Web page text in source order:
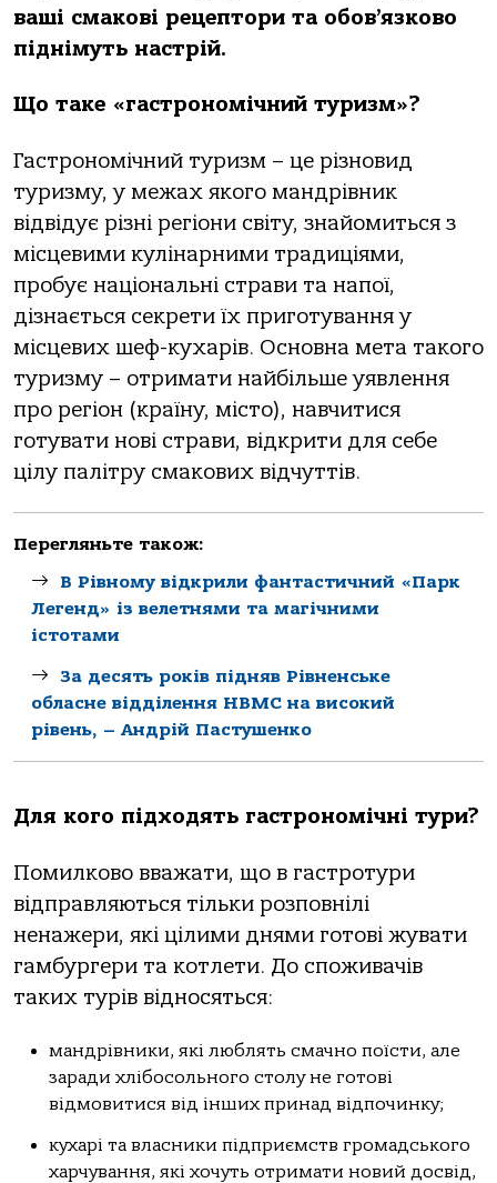
ваші смакові рецептори та обов’язково
піднімуть настрій.
Що таке «гастрономічний туризм»?
Гастрономічний туризм – це різновид
туризму, у межах якого мандрівник
відвідує різні регіони світу, знайомиться з
місцевими кулінарними традиціями,
пробує національні страви та напої,
дізнається секрети їх приготування у
місцевих шеф-кухарів. Основна мета такого
туризму – отримати найбільше уявлення
про регіон (країну, місто), навчитися
готувати нові страви, відкрити для себе
цілу палітру смакових відчуттів.
Перегляньте також:
В Рівному відкрили фантастичний «Парк
Легенд» із велетнями та магічними
істотами
За десять років підняв Рівненське
обласне відділення НВМС на високий
рівень, – Андрій Пастушенко
Для кого підходять гастрономічні тури?
Помилково вважати, що в гастротури
відправляються тільки розповнілі
ненажери, які цілими днями готові жувати
гамбургери та котлети. До споживачів
таких турів відносяться:
мандрівники, які люблять смачно поїсти, але
заради хлібосольного столу не готові
відмовитися від інших принад відпочинку;
кухарі та власники підприємств громадського
харчування, які хочуть отримати новий досвід,